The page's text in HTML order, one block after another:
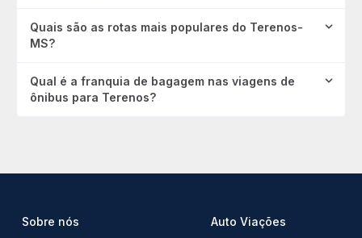
Quais são as rotas mais populares do Terenos-
MS?
Qual é a franquia de bagagem nas viagens de
ônibus para Terenos?
Sobre nós Auto Viações